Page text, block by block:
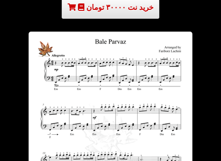
خرید نت ۳۰۰۰۰ تومان